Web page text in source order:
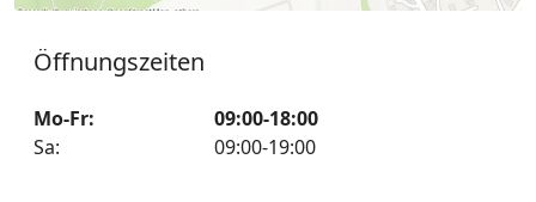
Öffnungszeiten
Mo-Fr:
09:00-18:00
Sa: 09:00-19:00